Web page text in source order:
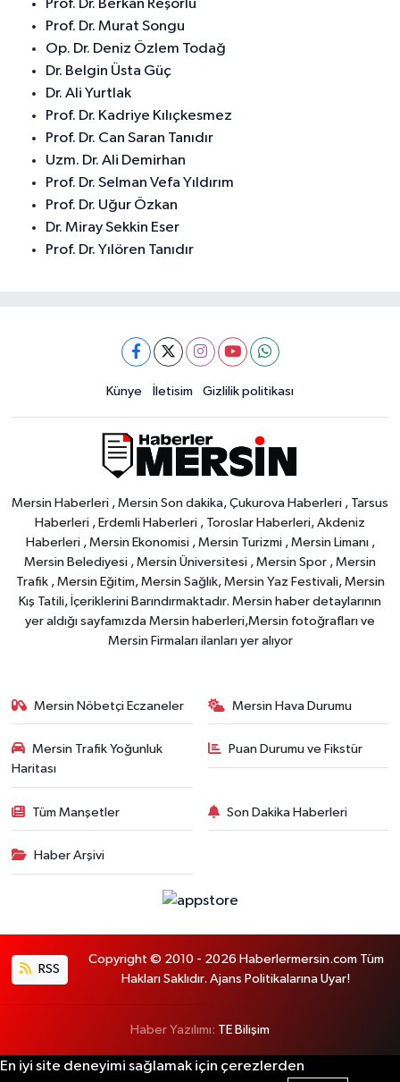
Prof. Dr. Berkan Reşorlu
Prof. Dr. Murat Songu
Op. Dr. Deniz Özlem Todağ
Dr. Belgin Üsta Güç
Dr. Ali Yurtlak
Prof. Dr. Kadriye Kılıçkesmez
Prof. Dr. Can Saran Tanıdır
Uzm. Dr. Ali Demirhan
Prof. Dr. Selman Vefa Yıldırım
Prof. Dr. Uğur Özkan
Dr. Miray Sekkin Eser
Prof. Dr. Yılören Tanıdır
Künye İletisim Gizlilik politikası
Mersin Haberleri , Mersin Son dakika, Çukurova Haberleri , Tarsus
Haberleri , Erdemli Haberleri , Toroslar Haberleri, Akdeniz
Haberleri , Mersin Ekonomisi , Mersin Turizmi , Mersin Limanı ,
Mersin Belediyesi , Mersin Üniversitesi , Mersin Spor , Mersin
Trafik , Mersin Eğitim, Mersin Sağlık, Mersin Yaz Festivali, Mersin
Kış Tatili, İçeriklerini Barındırmaktadır. Mersin haber detaylarının
yer aldığı sayfamızda Mersin haberleri,Mersin fotoğrafları ve
Mersin Firmaları ilanları yer alıyor
Mersin Nöbetçi Eczaneler Mersin Hava Durumu
Mersin Trafik Yoğunluk
Haritası
Puan Durumu ve Fikstür
Tüm Manşetler Son Dakika Haberleri
Haber Arşivi
RSS
Copyright © 2010 - 2026 Haberlermersin.com Tüm
Hakları Saklıdır. Ajans Politikalarına Uyar!
Haber Yazılımı: TE Bilişim
En iyi site deneyimi sağlamak için çerezlerden